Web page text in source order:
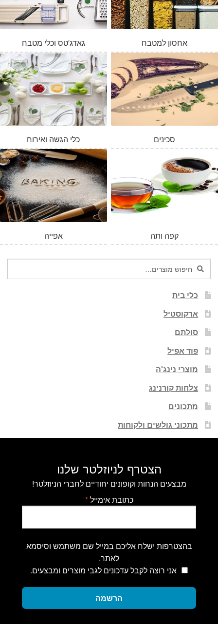
גאדג'טס וכלי מטבח אחסון למטבח
כלי הגשה ואירוח סכינים
אפייה קפה ותה
חיפוש
עבור:
חיפוש
כלי בית
ארקוסטיל
סולתם
פוד אפיל
מוצרי נינג'ה
צלחות קורנינג
מתכונים
מתכוני גולשים ולקוחות
הצטרף לניוזלטר שלנו
מבצעים הנחות וקופונים יחודיים לחברי הניוזלטר!
כתובת אימייל*
בהצטרפות ישלח אליכם במייל שם משתמש וסיסמא
לאתר.
אני רוצה לקבל עדכונים לגבי מוצרים ומבצעים.
הרשמה